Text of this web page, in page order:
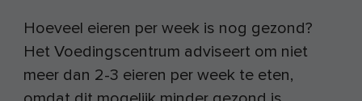
Hoeveel eieren per week is nog gezond?
Het Voedingscentrum adviseert om niet
meer dan 2-3 eieren per week te eten,